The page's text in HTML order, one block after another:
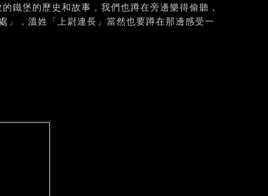
鐵堡的歷史和故事，我們也蹲在旁邊樂得偷聽，
」，溫姓「上尉連長」當然也要蹲在那邊感受一